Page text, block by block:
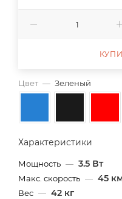
Цвет — Зеленый
Характеристики
Мощность — 3.5 Вт
Макс. скорость — 45
Вес — 42 кг